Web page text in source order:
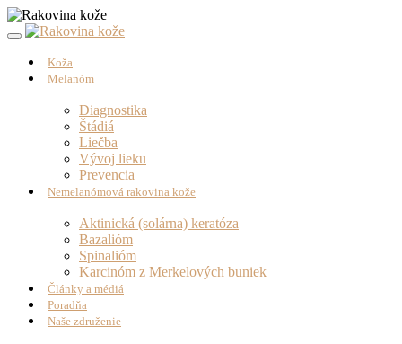
Koža
Melanóm
Diagnostika
Štádiá
Liečba
Vývoj lieku
Prevencia
Nemelanómová rakovina kože
Aktinická (solárna) keratóza
Bazalióm
Spinalióm
Karcinóm z Merkelových buniek
Články a médiá
Poradňa
Naše združenie